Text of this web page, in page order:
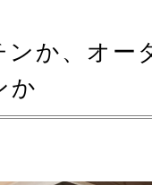
ンか、オー
か